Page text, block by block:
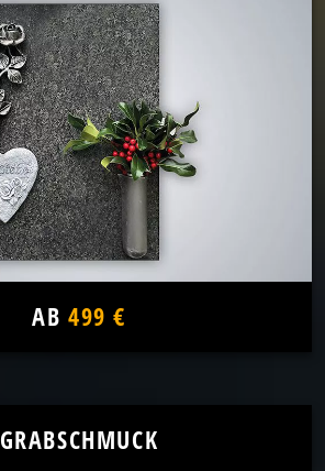
AB 499 €
GRABSCHMUCK